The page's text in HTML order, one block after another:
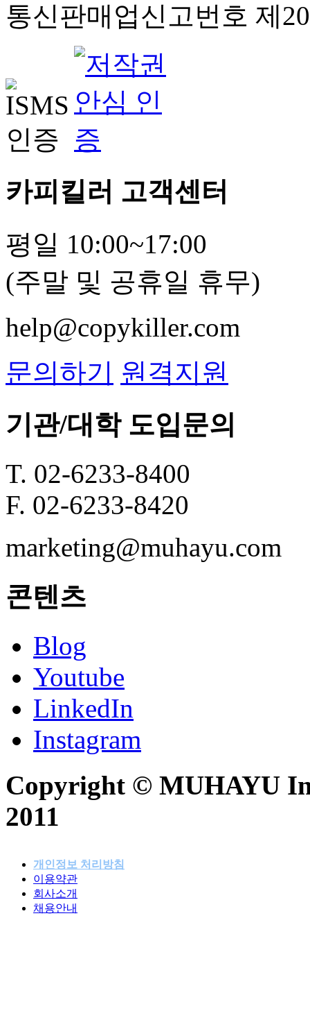
통신판매업신고번호 제
카피킬러 고객센터
평일 10:00~17:00
(주말 및 공휴일 휴무)
help@copykiller.com
문의하기 원격지원
기관/대학 도입문의
T. 02-6233-8400
F. 02-6233-8420
marketing@muhayu.com
콘텐츠
Blog
Youtube
LinkedIn
Instagram
Copyright © MUHAYU
2011
개인정보 처리방침
이용약관
회사소개
채용안내